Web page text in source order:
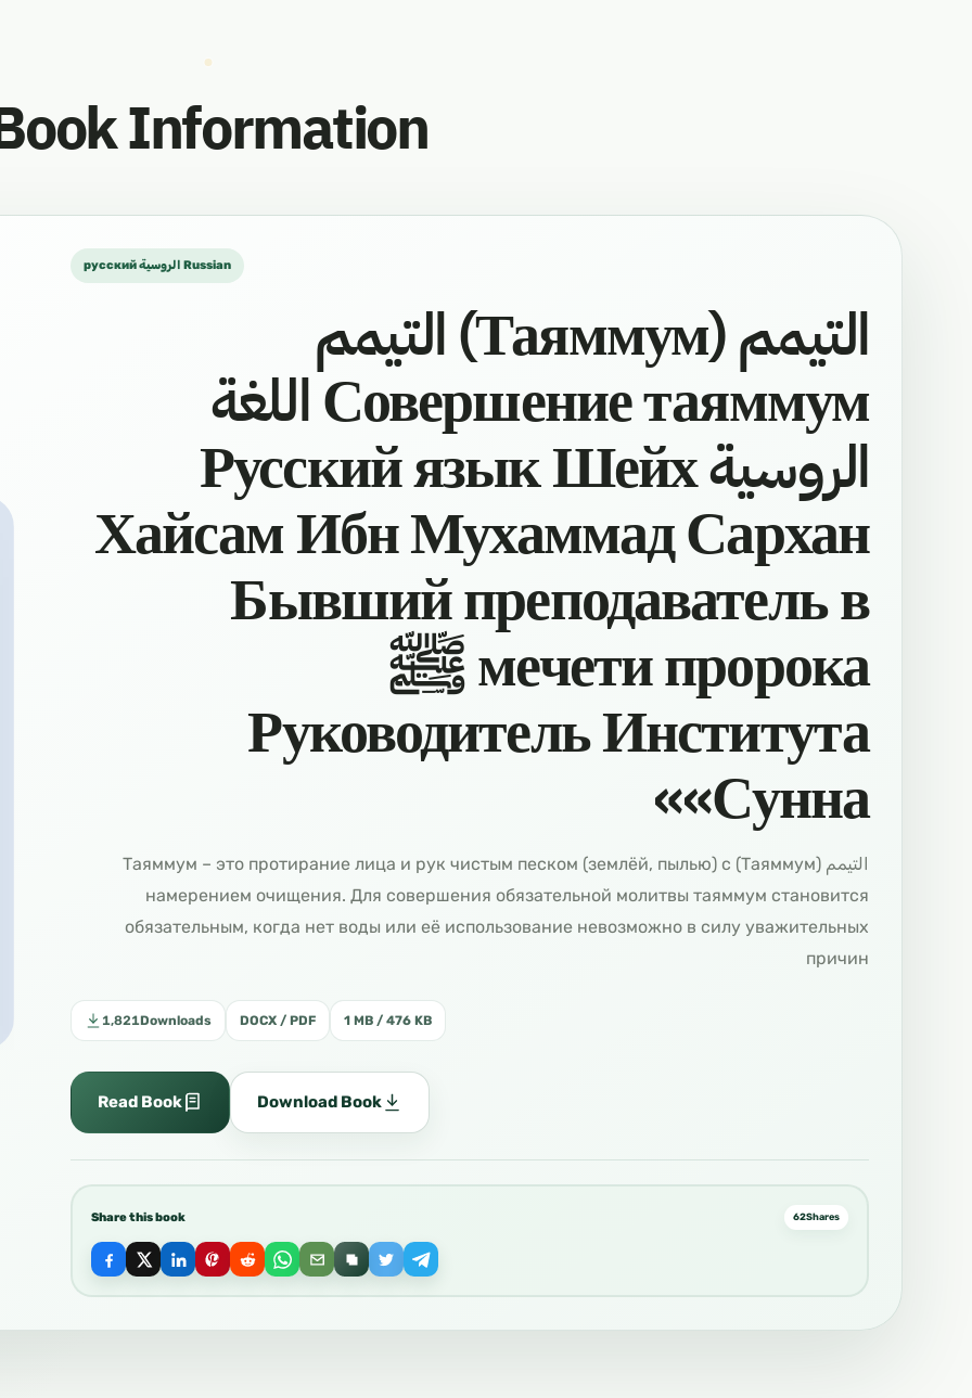
Information
русский الروسية Russian
التيمم (Таяммум) التيمم
Совершение таяммум اللغة
الروسية Русский язык Шейх
Хайсам Ибн Мухаммад Сархан
Бывший преподаватель в
мечети пророка ﷺ
Руководитель Института
«Сунна»
التيمم (Таяммум) Таяммум – это протирание лица и рук чистым песком (землёй, пылью) с
намерением очищения. Для совершения обязательной молитвы таяммум становится
обязательным, когда нет воды или её использование невозможно в силу уважительных
причин
1,821Downloads DOCX / PDF 1 MB / 476 KB
Read Book Download Book
Share this book 62Shares